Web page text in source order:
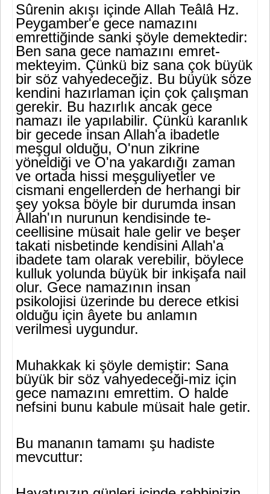
Sûrenin akışı içinde Allah Teâlâ Hz.
Peygamber'e gece namazını
emrettiğinde sanki şöyle demektedir:
Ben sana gece namazını emret­
mekteyim. Çünkü biz sana çok büyük
bir söz vahyedeceğiz. Bu büyük söze
kendini hazırlaman için çok çalışman
gerekir. Bu hazırlık ancak gece
namazı ile yapılabilir. Çünkü karanlık
bir gecede insan Allah'a ibadetle
meşgul olduğu, O'nun zikrine
yöneldiği ve O'na yakardığı za­man
ve ortada hissi meşguliyetler ve
cismani engellerden de herhangi bir
şey yoksa böyle bir durumda insan
Allah'ın nurunun kendisinde te-
ceellisine müsait hale gelir ve beşer
takati nisbetinde kendisini Allah'a
ibadete tam olarak verebilir, böylece
kulluk yolunda büyük bir inkişa­fa nail
olur. Gece namazının insan
psikolojisi üzerinde bu derece etki­si
olduğu için âyete bu anlamın
verilmesi uygundur.
Muhakkak ki şöyle demiştir: Sana
büyük bir söz vahyedeceği-miz için
gece namazını emrettim. O halde
nefsini bunu kabule müsa­it hale getir.
Bu mananın tamamı şu hadiste
mevcuttur: